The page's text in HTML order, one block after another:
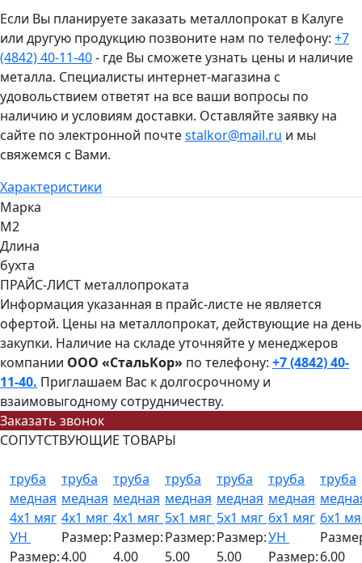
Если Вы планируете заказать металлопрокат в Калуге
или другую продукцию позвоните нам по телефону: +7
(4842) 40-11-40- где Вы сможете узнать цены и наличие
металла. Специалисты интернет-магазина с
удовольствием ответят на все ваши вопросы по
наличию и условиям доставки. Оставляйте заявку на
сайте по электронной почтеstalkor@mail.ru и мы
свяжемся с Вами.
Характеристики
Марка
М2
Длина
бухта
ПРАЙС-ЛИСТ металлопроката
Информация указанная в прайс-листе не является
офертой. Цены на металлопрокат, действующие на день
закупки. Наличие на складе уточняйте у менеджеров
компании ООО «СтальКор» по телефону: +7 (4842) 40-
11-40. Приглашаем Вас к долгосрочному и
взаимовыгодному сотрудничеству.
Заказать звонок
СОПУТСТВУЮЩИЕ ТОВАРЫ
труба
медная
4x1 мяг
УН
Размер:
труба
медная
4x1 мяг
Размер:
4.00
труба
медная
4x1 мяг
Размер:
4.00
труба
медная
5x1 мяг
Размер:
5.00
труба
медная
5x1 мяг
Размер:
5.00
труба
медная
6x1 мяг
УН
Размер:
труба
6x1
6.00